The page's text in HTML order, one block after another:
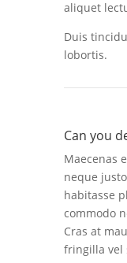
aliquet
Duis
lobortis.
Can you
Maecenas
neque
habitasse
commodo
Cras at
fringilla vel